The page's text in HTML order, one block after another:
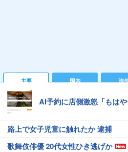
主要 国内 海
AI予約に店側激怒「もはや
路上で女子児童に触れたか 逮捕
歌舞伎俳優 20代女性ひき逃げか